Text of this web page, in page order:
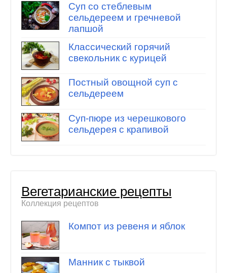
Суп со стеблевым
сельдереем и гречневой
лапшой
Классический горячий
свекольник с курицей
Постный овощной суп с
сельдереем
Суп-пюре из черешкового
сельдерея с крапивой
Вегетарианские рецепты
Коллекция рецептов
Компот из ревеня и яблок
Манник с тыквой